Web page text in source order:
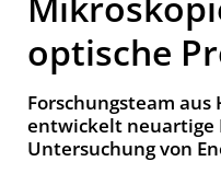
optische
Forschungs­team
ent­wick­elt neu­arti­ge
Un­ter­su­chung von